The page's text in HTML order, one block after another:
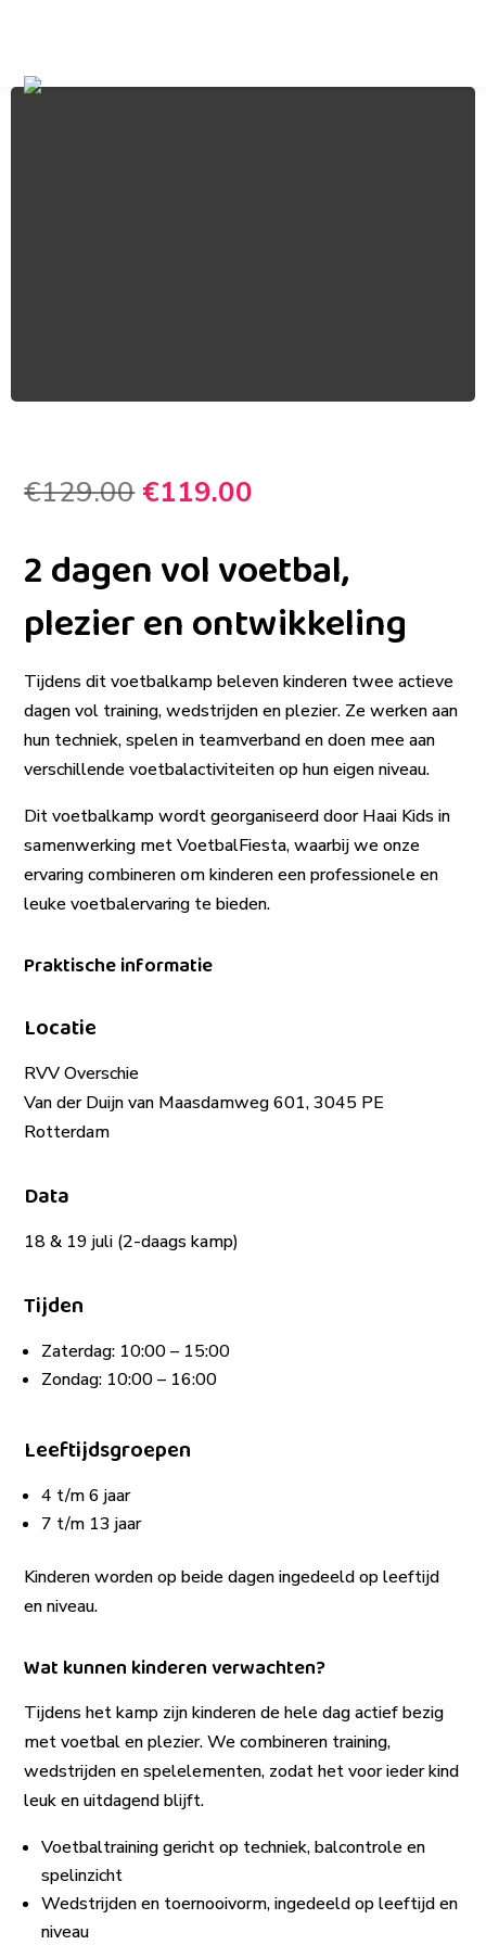
€129.00 Oorspronkelijke
€129.00.
€119.00
€119.00.
2 dagen vol voetbal,
plezier en ontwikkeling
Tijdens dit voetbalkamp beleven kinderen twee actieve
dagen vol training, wedstrijden en plezier. Ze werken aan
hun techniek, spelen in teamverband en doen mee aan
verschillende voetbalactiviteiten op hun eigen niveau.
Dit voetbalkamp wordt georganiseerd door Haai Kids in
samenwerking met VoetbalFiesta, waarbij we onze
ervaring combineren om kinderen een professionele en
leuke voetbalervaring te bieden.
Praktische informatie
Locatie
RVV Overschie
Van der Duijn van Maasdamweg 601, 3045 PE
Rotterdam
Data
18 & 19 juli (2-daags kamp)
Tijden
Zaterdag: 10:00 – 15:00
Zondag: 10:00 – 16:00
Leeftijdsgroepen
4 t/m 6 jaar
7 t/m 13 jaar
Kinderen worden op beide dagen ingedeeld op leeftijd
en niveau.
Wat kunnen kinderen verwachten?
Tijdens het kamp zijn kinderen de hele dag actief bezig
met voetbal en plezier. We combineren training,
wedstrijden en spelelementen, zodat het voor ieder kind
leuk en uitdagend blijft.
Voetbaltraining gericht op techniek, balcontrole en
spelinzicht
Wedstrijden en toernooivorm, ingedeeld op leeftijd en
niveau